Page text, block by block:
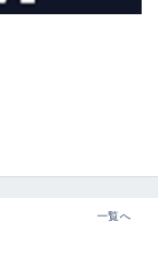
一覧へ